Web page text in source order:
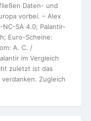
Daten- und
vorbei. – Alex
NC-SA 4.0; Palantir-
Euro-Scheine:
A. C. /
im Vergleich
zuletzt ist das
Zugleich